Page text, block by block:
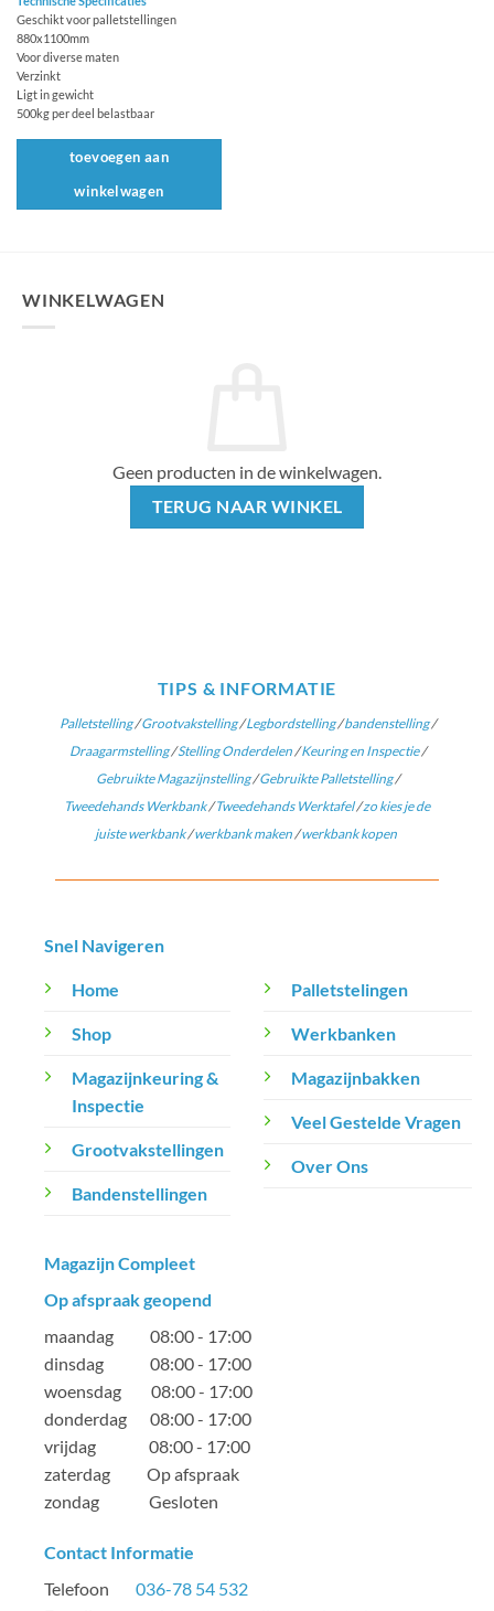
Geschikt voor palletstellingen
880x1100mm
Voor diverse maten
Verzinkt
Ligt in gewicht
500kg per deel belastbaar
toevoegen aan
winkelwagen
WINKELWAGEN
Geen producten in de winkelwagen.
TERUG NAAR WINKEL
TIPS & INFORMATIE
Palletstelling/Grootvakstelling/Legbordstelling/bandenstelling/
Draagarmstelling/Stelling Onderdelen/Keuring en Inspectie/
Gebruikte Magazijnstelling/Gebruikte Palletstelling/
Tweedehands Werkbank/Tweedehands Werktafel/zo kies je de
juiste werkbank/werkbank maken/werkbank kopen
Snel Navigeren
Home
Shop
Magazijnkeuring &
Inspectie
Grootvakstellingen
Bandenstellingen
Palletstelingen
Werkbanken
Magazijnbakken
Veel Gestelde Vragen
Over Ons
Magazijn Compleet
Op afspraak geopend
maandag 08:00 - 17:00
dinsdag 08:00 - 17:00
woensdag 08:00 - 17:00
donderdag 08:00 - 17:00
vrijdag 08:00 - 17:00
zaterdag Op afspraak
zondag Gesloten
Contact Informatie
Telefoon 036-78 54 532